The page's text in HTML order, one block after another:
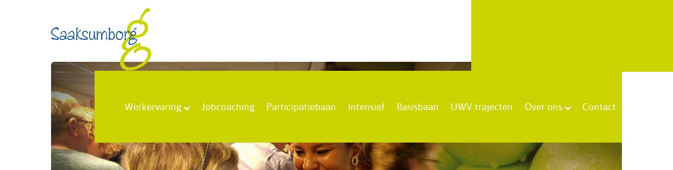
Werkervaring Jobcoaching Participatiebaan Intensief Basisbaan UWV trajecten Over ons Contact